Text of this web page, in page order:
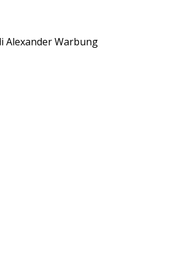
Alexander Warbung